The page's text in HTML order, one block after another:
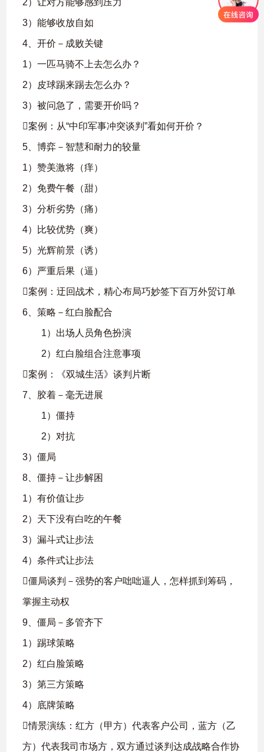
3）能够收放自如
4、开价－成败关键
1）一匹马骑不上去怎么办？
2）皮球踢来踢去怎么办？
3）被问急了，需要开价吗？
案例：从“中印军事冲突谈判”看如何开价？
5、博弈－智慧和耐力的较量
1）赞美激将（痒）
2）免费午餐（甜）
3）分析劣势（痛）
4）比较优势（爽）
5）光辉前景（诱）
6）严重后果（逼）
案例：迂回战术，精心布局巧妙签下百万外贸订单
6、策略－红白脸配合
1）出场人员角色扮演
2）红白脸组合注意事项
案例：《双城生活》谈判片断
7、胶着－毫无进展
1）僵持
2）对抗
3）僵局
8、僵持－让步解困
1）有价值让步
2）天下没有白吃的午餐
3）漏斗式让步法
4）条件式让步法
僵局谈判－强势的客户咄咄逼人，怎样抓到筹码，
掌握主动权
9、僵局－多管齐下
1）踢球策略
2）红白脸策略
3）第三方策略
4）底牌策略
情景演练：红方（甲方）代表客户公司，蓝方（乙
方）代表我司市场方，双方通过谈判达成战略合作协